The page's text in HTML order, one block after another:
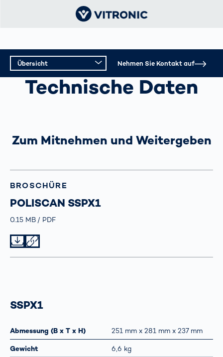
CITY-MAUT
Technische Daten
Übersicht
Übersicht
Nehmen Sie Kontakt auf
Zum Mitnehmen und Weitergeben
BROSCHÜRE
POLISCAN SSPX1
Größe
0.15 MB TypPDF
SSPX1
Abmessung (B x T x H) 251 mm x 281 mm x 237 mm
Gewicht 6,6 kg